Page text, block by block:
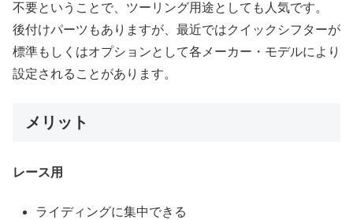
不要ということで、ツーリング用途としても人気です。
後付けパーツもありますが、最近ではクイックシフターが
標準もしくはオプションとして各メーカー・モデルにより
設定されることがあります。
メリット
レース用
ライディングに集中できる